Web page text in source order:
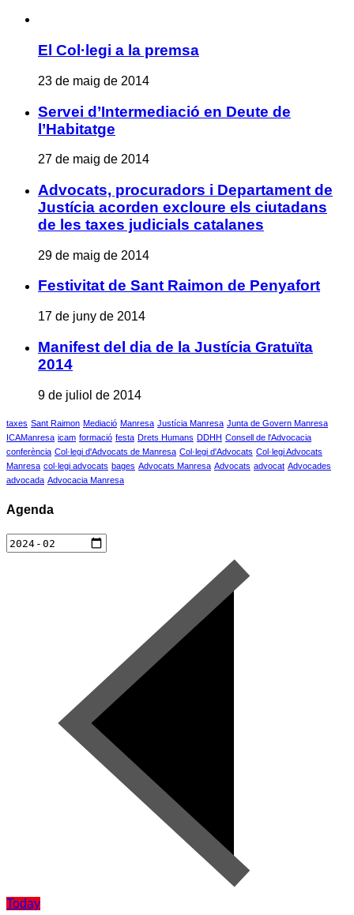
El Col·legi a la premsa
23 de maig de 2014
Servei d’Intermediació en Deute de
l’Habitatge
27 de maig de 2014
Advocats, procuradors i Departament de
Justícia acorden excloure els ciutadans
de les taxes judicials catalanes
29 de maig de 2014
Festivitat de Sant Raimon de Penyafort
17 de juny de 2014
Manifest del dia de la Justícia Gratuïta
2014
9 de juliol de 2014
taxes Sant Raimon Mediació Manresa Justícia Manresa Junta de Govern Manresa
ICAManresa icam formació festa Drets Humans DDHH Consell de l'Advocacia
conferència Col·legi d'Advocats de Manresa Col·legi d'Advocats Col·legi Advocats
Manresa col·legi advocats bages Advocats Manresa Advocats advocat Advocades
advocada Advocacia Manresa
Agenda
Today